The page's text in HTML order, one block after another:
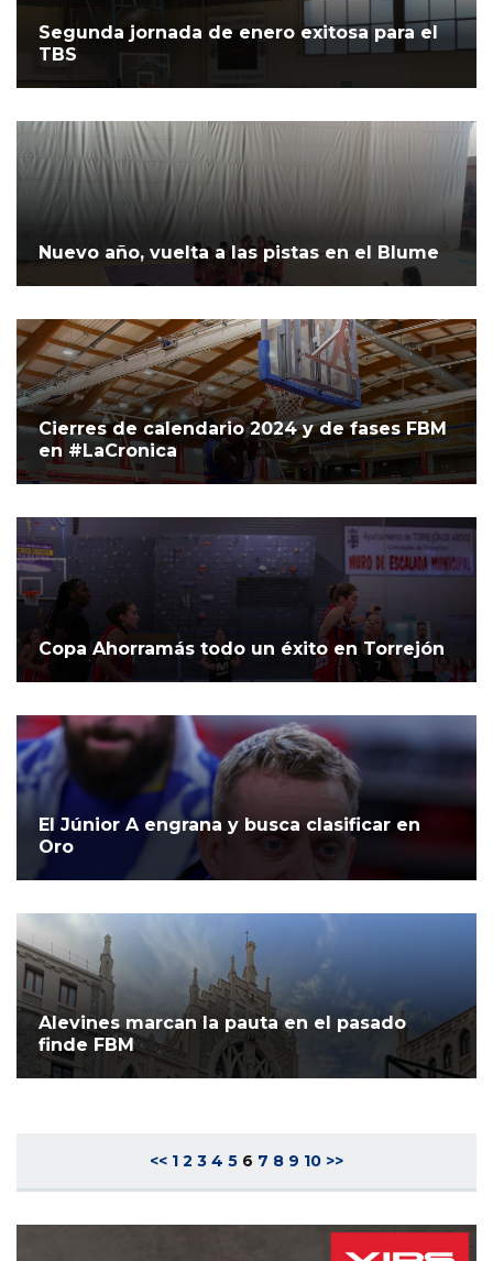
Segunda jornada de enero exitosa para el
TBS
Nuevo año, vuelta a las pistas en el Blume
Cierres de calendario 2024 y de fases FBM
en #LaCronica
Copa Ahorramás todo un éxito en Torrejón
El Júnior A engrana y busca clasificar en
Oro
Alevines marcan la pauta en el pasado
finde FBM
<< 1 2 3 4 5 6 7 8 9 10 >>